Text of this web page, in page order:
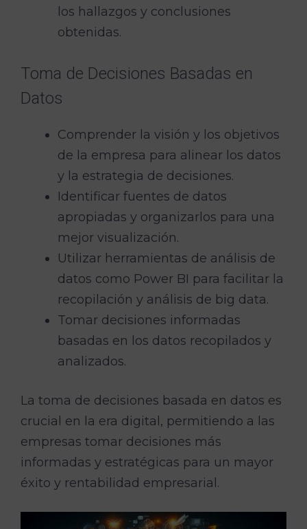
los hallazgos y conclusiones
obtenidas.
Toma de Decisiones Basadas en
Datos
Comprender la visión y los objetivos
de la empresa para alinear los datos
y la estrategia de decisiones.
Identificar fuentes de datos
apropiadas y organizarlos para una
mejor visualización.
Utilizar herramientas de análisis de
datos como Power BI para facilitar la
recopilación y análisis de big data.
Tomar decisiones informadas
basadas en los datos recopilados y
analizados.
La toma de decisiones basada en datos es
crucial en la era digital, permitiendo a las
empresas tomar decisiones más
informadas y estratégicas para un mayor
éxito y rentabilidad empresarial.